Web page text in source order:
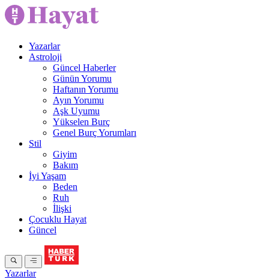
Yazarlar
Astroloji
Güncel Haberler
Günün Yorumu
Haftanın Yorumu
Ayın Yorumu
Aşk Uyumu
Yükselen Burç
Genel Burç Yorumları
Stil
Giyim
Bakım
İyi Yaşam
Beden
Ruh
İlişki
Çocuklu Hayat
Güncel
Yazarlar